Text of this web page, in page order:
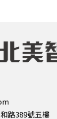
路389號五樓